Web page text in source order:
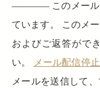
———— このメール
ています。 このメ
およびご返答がで
い。
メール配信停
メールを送信して